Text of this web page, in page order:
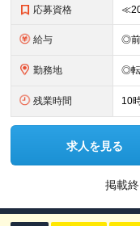
応募資格
給与
勤務地
残業時間 10
求人を見る
掲載